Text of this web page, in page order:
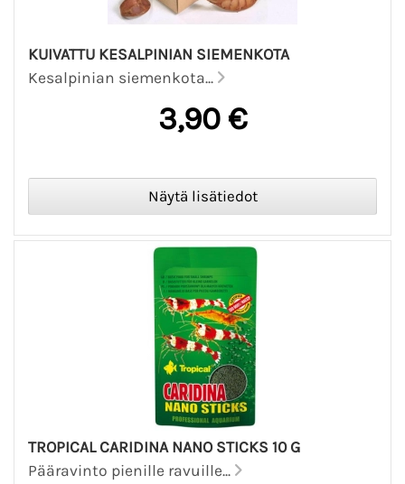
KUIVATTU KESALPINIAN SIEMENKOTA
Kesalpinian siemenkota...
3,90 €
TROPICAL CARIDINA NANO STICKS 10 G
Pääravinto pienille ravuille...